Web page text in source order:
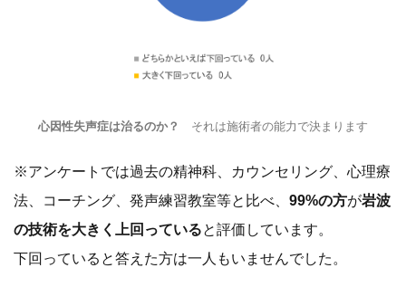
心因性失声症は治るのか？ それは施術者の能力で決まります
※アンケートでは過去の精神科、カウンセリング、心理療
法、コーチング、発声練習教室等と比べ、 99%の方が岩波
の技術を大きく上回っていると評価しています。
下回っていると答えた方は一人もいませんでした。